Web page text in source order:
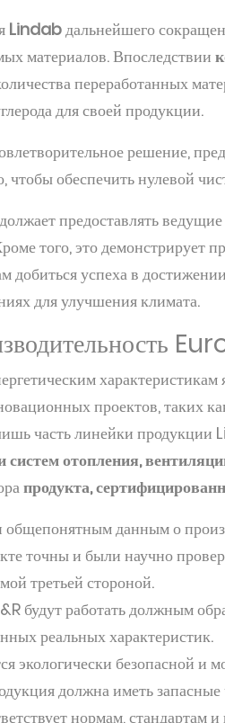
Lindabдальнейшего
материалов. Впоследствии
переработанных
для своей продукции.
решение,
чтобы обеспечить нулевой
предоставлять
того, это демонстрирует
добиться успеха в
для улучшения климата.
проектов,
частьлинейки продукции
систем отопления,
продукта,
данным о
точны и были научно
третьей стороной.
будут работать должным
реальных характеристик.
экологически безопасной и
должна иметь запасные
нормам, стандартам